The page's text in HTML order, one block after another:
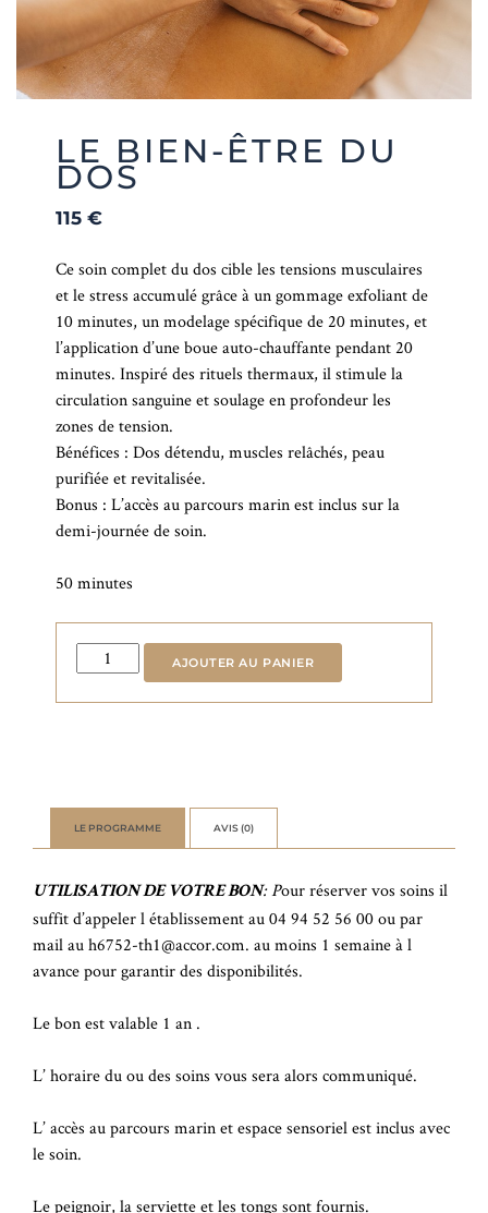
LE BIEN-ÊTRE DU
DOS
115 €
Ce soin complet du dos cible les tensions musculaires
et le stress accumulé grâce à un gommage exfoliant de
10 minutes, un modelage spécifique de 20 minutes, et
l’application d’une boue auto-chauffante pendant 20
minutes. Inspiré des rituels thermaux, il stimule la
circulation sanguine et soulage en profondeur les
zones de tension.
Bénéfices : Dos détendu, muscles relâchés, peau
purifiée et revitalisée.
Bonus : L’accès au parcours marin est inclus sur la
demi-journée de soin.
50 minutes
quantité
de
Le
Dos
AJOUTER AU PANIER
LE PROGRAMME AVIS (0)
UTILISATION DE VOTRE BON: Pour réserver vos soins il
suffit d’appeler l établissement au 04 94 52 56 00 ou par
mail au h6752-th1@accor.com. au moins 1 semaine à l
avance pour garantir des disponibilités.
Le bon est valable 1 an .
L’ horaire du ou des soins vous sera alors communiqué.
L’ accès au parcours marin et espace sensoriel est inclus avec
le soin.
Le peignoir, la serviette et les tongs sont fournis.